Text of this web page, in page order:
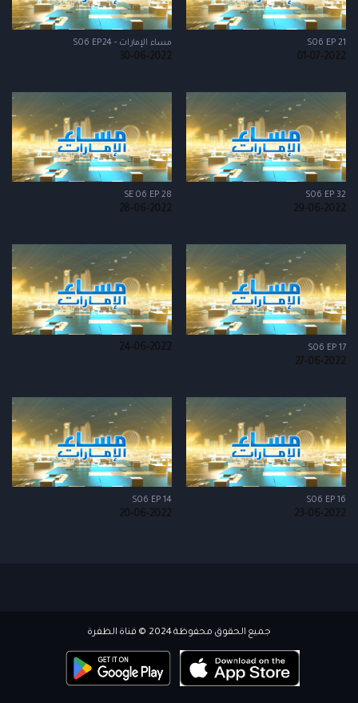
S06 EP 21
01-07-2022
مساء الإمارات - S06 EP24
30-06-2022
S06 EP 32
29-06-2022
SE 06 EP 28
28-06-2022
S06 EP 17
27-06-2022
24-06-2022
S06 EP 16
23-06-2022
S06 EP 14
20-06-2022
جميع الحقوق محفوظة 2024 © قناة الظفرة